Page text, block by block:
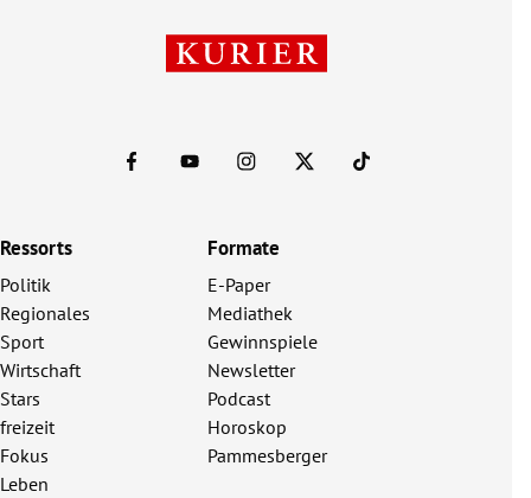
Ressorts
Politik
Regionales
Sport
Wirtschaft
Stars
freizeit
Fokus
Leben
Formate
E-Paper
Mediathek
Gewinnspiele
Newsletter
Podcast
Horoskop
Pammesberger